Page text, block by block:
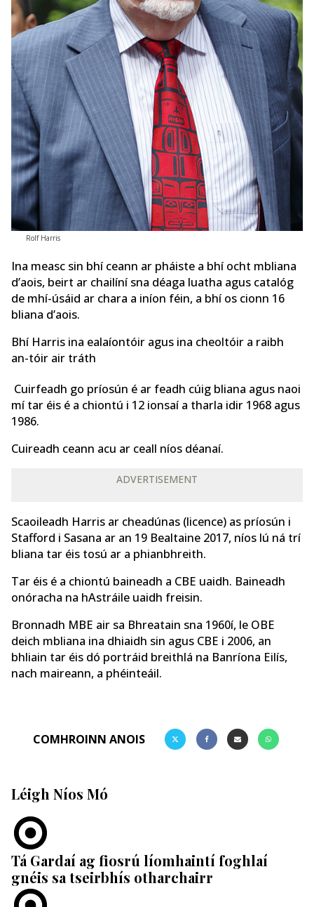
Rolf Harris
Ina measc sin bhí ceann ar pháiste a bhí ocht mbliana
d’aois, beirt ar chailíní sna déaga luatha agus catalóg
de mhí-úsáid ar chara a iníon féin, a bhí os cionn 16
bliana d’aois.
Bhí Harris ina ealaíontóir agus ina cheoltóir a raibh
an-tóir air tráth
Cuirfeadh go príosún é ar feadh cúig bliana agus naoi
mí tar éis é a chiontú i 12 ionsaí a tharla idir 1968 agus
1986.
Cuireadh ceann acu ar ceall níos déanaí.
ADVERTISEMENT
Scaoileadh Harris ar cheadúnas (licence) as príosún i
Stafford i Sasana ar an 19 Bealtaine 2017, níos lú ná trí
bliana tar éis tosú ar a phianbhreith.
Tar éis é a chiontú baineadh a CBE uaidh. Baineadh
onóracha na hAstráile uaidh freisin.
Bronnadh MBE air sa Bhreatain sna 1960í, le OBE
deich mbliana ina dhiaidh sin agus CBE i 2006, an
bhliain tar éis dó portráid breithlá na Banríona Eilís,
nach maireann, a phéinteáil.
COMHROINN ANOIS
Léigh Níos Mó
Tá Gardaí ag fiosrú líomhaintí foghlaí
gnéis sa tseirbhís otharchairr